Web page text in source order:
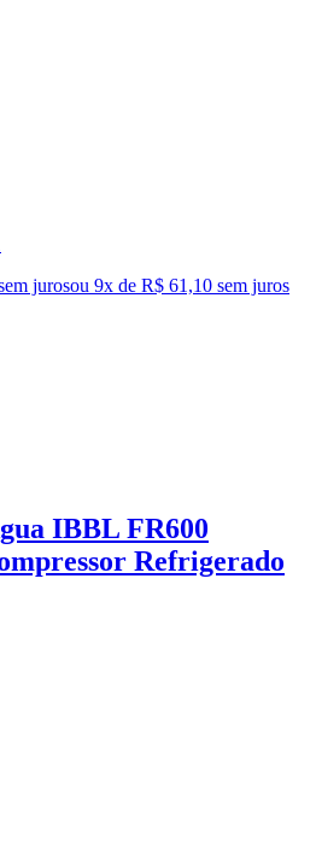
jurosou 9x de R$ 61,10 sem juros
IBBL FR600
Refrigerado